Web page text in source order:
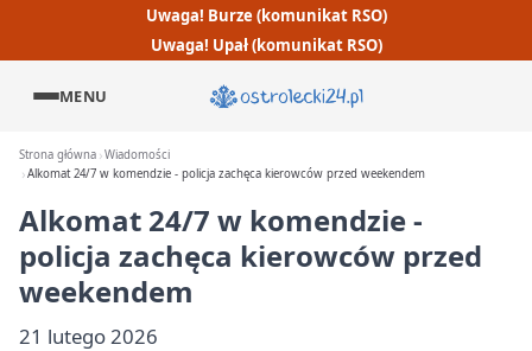
Uwaga! Burze (komunikat RSO)
Uwaga! Upał (komunikat RSO)
MENU
Strona główna Wiadomości
Alkomat 24/7 w komendzie - policja zachęca kierowców przed weekendem
Alkomat 24/7 w komendzie -
policja zachęca kierowców przed
weekendem
21 lutego 2026